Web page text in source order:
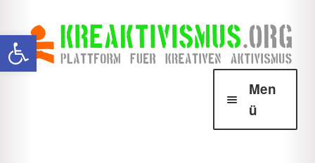
Werkzeugleiste öffnen Zur
Navigation
springen
Zum
Inhalt
springen
Men
ü